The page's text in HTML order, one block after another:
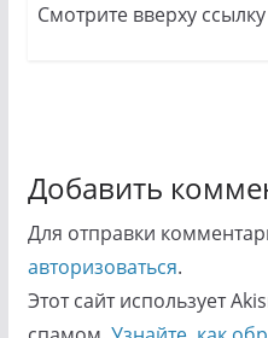
Смотрите вверху
Добавить
Для отправки
авторизоваться.
Этот сайт использует